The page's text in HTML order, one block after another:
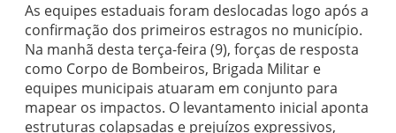
As equipes estaduais foram deslocadas logo após a
confirmação dos primeiros estragos no município.
Na manhã desta terça-feira (9), forças de resposta
como Corpo de Bombeiros, Brigada Militar e
equipes municipais atuaram em conjunto para
mapear os impactos. O levantamento inicial aponta
estruturas colapsadas e prejuízos expressivos,